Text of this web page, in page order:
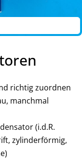
richtig zuordnen
manchmal
(i.d.R.
zylinderförmig,